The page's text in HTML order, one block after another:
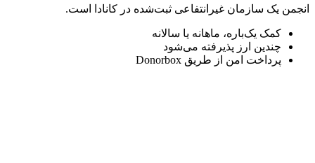
انجمن یک سازمان غیرانتفاعی ثبت‌شده در کانادا است.
کمک یک‌باره، ماهانه یا سالانه
چندین ارز پذیرفته می‌شود
پرداخت امن از طریق Donorbox